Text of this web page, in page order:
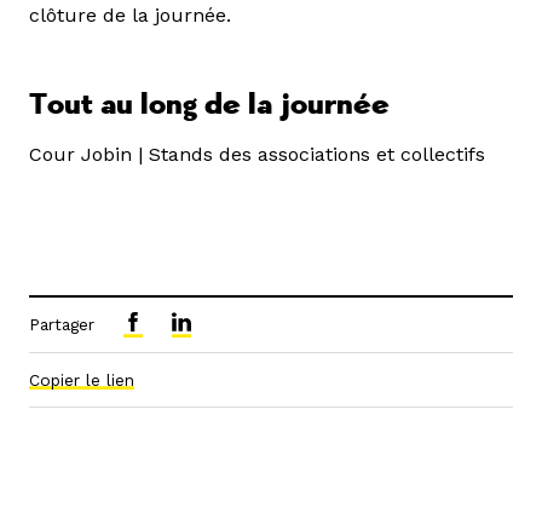
clôture de la journée.
Tout au long de la journée
Cour Jobin | Stands des associations et collectifs
Partager
Copier le lien